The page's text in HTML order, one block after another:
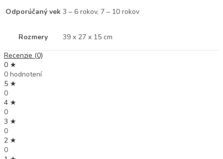
Odporúčaný vek 3 – 6 rokov, 7 – 10 rokov
Rozmery
39 x 27 x 15 cm
Recenzie (0)
0 ★
0 hodnotení
5 ★
0
4 ★
0
3 ★
0
2 ★
0